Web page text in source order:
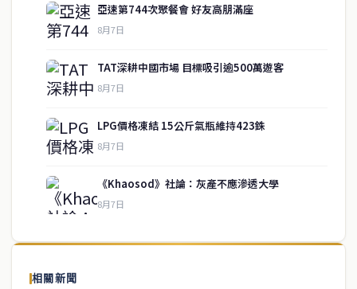
亞速第744次聚餐會 好友高朋滿座
8月7日
TAT深耕中國市場 目標吸引逾500萬遊客
8月7日
LPG價格凍結 15公斤氣瓶維持423銖
8月7日
《Khaosod》社論：灰產不應滲透大學
8月7日
相關新聞
關於我們
泰國中文新聞（TCN）是一家總部設於曼谷的中文新聞媒體，致力於
供即時、客觀、多元的中文新聞內容。
service@thaichinesenews.com